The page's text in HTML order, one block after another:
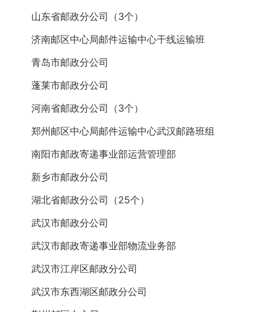
山东省邮政分公司（3个）
济南邮区中心局邮件运输中心干线运输班
青岛市邮政分公司
蓬莱市邮政分公司
河南省邮政分公司（3个）
郑州邮区中心局邮件运输中心武汉邮路班组
南阳市邮政寄递事业部运营管理部
新乡市邮政分公司
湖北省邮政分公司（25个）
武汉市邮政分公司
武汉市邮政寄递事业部物流业务部
武汉市江岸区邮政分公司
武汉市东西湖区邮政分公司